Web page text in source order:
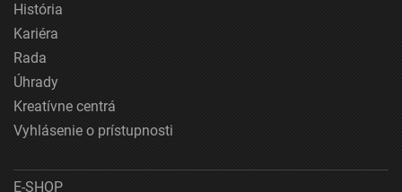
História
Kariéra
Rada
Úhrady
Kreatívne centrá
Vyhlásenie o prístupnosti
E-SHOP